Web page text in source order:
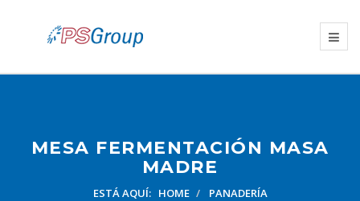
MESA FERMENTACIÓN MASA
MADRE
ESTÁ AQUÍ: HOME
PANADERÍA